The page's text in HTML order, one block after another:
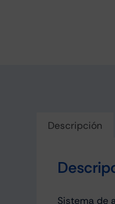
Descripción
Sistema de